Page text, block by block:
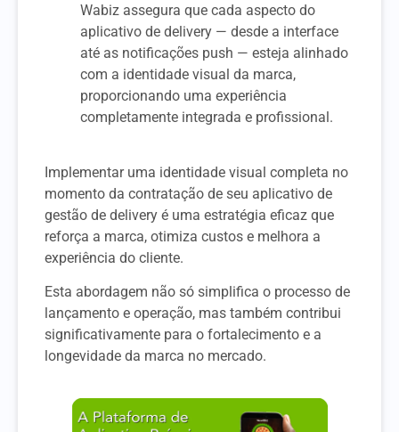
Wabiz assegura que cada aspecto do
aplicativo de delivery — desde a interface
até as notificações push — esteja alinhado
com a identidade visual da marca,
proporcionando uma experiência
completamente integrada e profissional.
Implementar uma identidade visual completa no
momento da contratação de seu aplicativo de
gestão de delivery é uma estratégia eficaz que
reforça a marca, otimiza custos e melhora a
experiência do cliente.
Esta abordagem não só simplifica o processo de
lançamento e operação, mas também contribui
significativamente para o fortalecimento e a
longevidade da marca no mercado.